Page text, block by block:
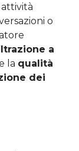
o
a
la qualità
dei